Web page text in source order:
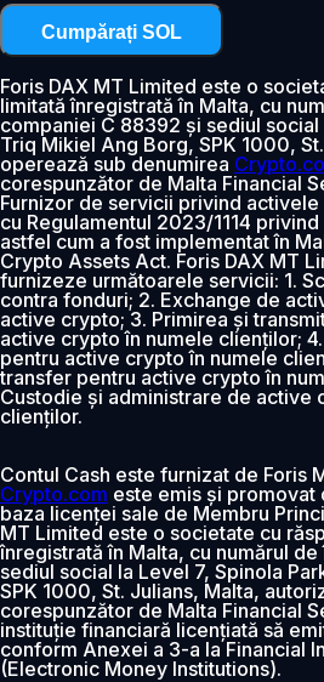
Cumpărați SOL
Foris DAX MT Limited este o
limitată înregistrată în Malta, cu
companiei C 88392 și sediul social
Triq Mikiel Ang Borg, SPK 1000,
operează sub denumirea
corespunzător de Malta Financial
Furnizor de servicii privind
cu Regulamentul 2023/1114
astfel cum a fost implementat în
Crypto Assets Act. Foris DAX MT
furnizeze următoarele servicii: 1.
contra fonduri; 2. Exchange de
active crypto; 3. Primirea și
active crypto în numele clienților;
pentru active crypto în numele
transfer pentru active crypto în
Custodie și administrare de active
clienților.
Contul Cash este furnizat de Foris
Crypto.com este emis și promovat
baza licenței sale de Membru
MT Limited este o societate cu
înregistrată în Malta, cu numărul
sediul social la Level 7, Spinola
SPK 1000, St. Julians, Malta,
corespunzător de Malta Financial
instituție financiară licențiată să
conform Anexei a 3-a la Financial
(Electronic Money Institutions).